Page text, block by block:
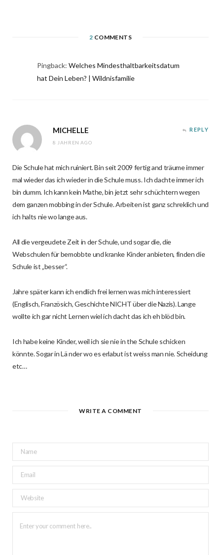
2 COMMENTS
Pingback: Welches Mindesthaltbarkeitsdatum
hat Dein Leben? | Wildnisfamilie
MICHELLE
8 JAHREN AGO
REPLY
Die Schule hat mich ruiniert. Bin seit 2009 fertig and träume immer
mal wieder das ich wieder in die Schule muss. Ich dachte immer ich
bin dumm. Ich kann kein Mathe, bin jetzt sehr schüchtern wegen
dem ganzen mobbing in der Schule. Arbeiten ist ganz schreklich und
ich halts nie wo lange aus.
All die vergeudete Zeit in der Schule, und sogar die, die
Webschulen für bemobbte und kranke Kinder anbieten, finden die
Schule ist „besser“.
Jahre später kann ich endlich frei lernen was mich interessiert
(Englisch, Französich, Geschichte NICHT über die Nazis). Lange
wollte ich gar nicht Lernen wiel ich dacht das ich eh blöd bin.
Ich habe keine Kinder, weil ich sie nie in the Schule schicken
könnte. Sogar in Lä nder wo es erlabut ist weiss man nie. Scheidung
etc…
WRITE A COMMENT